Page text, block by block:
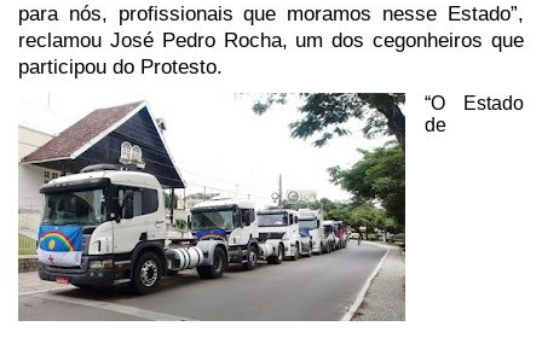
para nós, profissionais que moramos nesse Estado”,
reclamou José Pedro Rocha, um dos cegonheiros que
participou do Protesto.
“O Estado
de